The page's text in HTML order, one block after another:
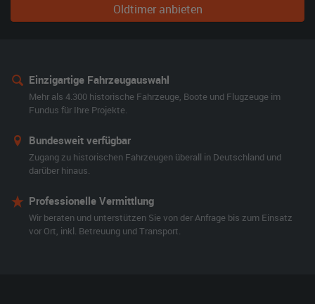
Oldtimer anbieten
Einzigartige Fahrzeugauswahl
Mehr als 4.300 historische Fahrzeuge, Boote und Flugzeuge im
Fundus für Ihre Projekte.
Bundesweit verfügbar
Zugang zu historischen Fahrzeugen überall in Deutschland und
darüber hinaus.
Professionelle Vermittlung
Wir beraten und unterstützen Sie von der Anfrage bis zum Einsatz
vor Ort, inkl. Betreuung und Transport.